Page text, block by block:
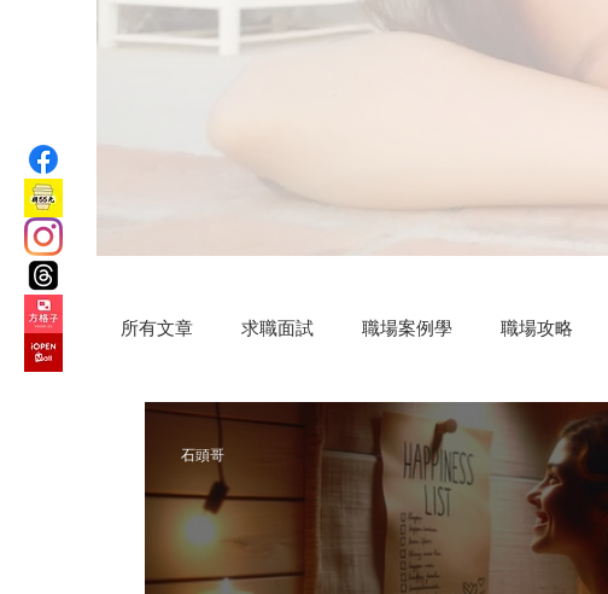
所有文章 求職面試 職場案例學 職場攻略
汗水交響曲 公益路上 測驗小程
微小說 Practical AI skills
石頭哥